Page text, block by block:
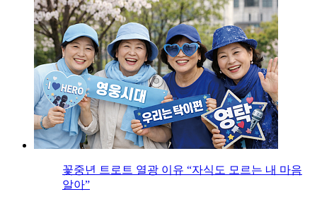
꽃중년 트로트 열광 이유 “자식도 모르는 내 마음
알아”